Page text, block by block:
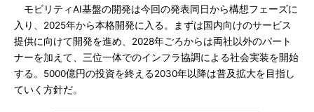
モビリティAI基盤の開発は今回の発表同日から構想フェーズに
入り、2025年から本格開発に入る。まずは国内向けのサービス
提供に向けて開発を進め、2028年ごろからは両社以外のパート
ナーを加えて、三位一体でのインフラ協調による社会実装を開始
する。5000億円の投資を終える2030年以降は普及拡大を目指し
ていく方針だ。